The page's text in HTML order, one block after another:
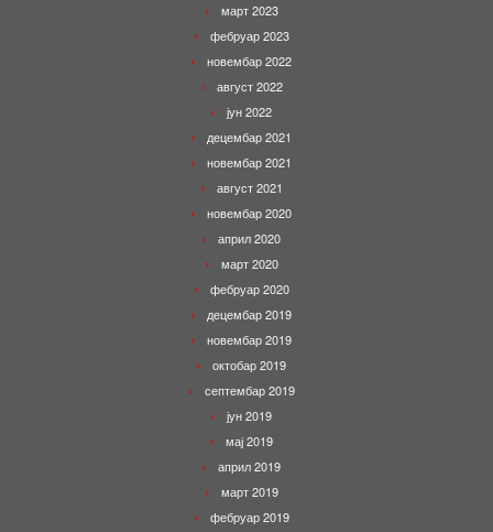
март 2023
фебруар 2023
новембар 2022
август 2022
јун 2022
децембар 2021
новембар 2021
август 2021
новембар 2020
април 2020
март 2020
фебруар 2020
децембар 2019
новембар 2019
октобар 2019
септембар 2019
јун 2019
мај 2019
април 2019
март 2019
фебруар 2019